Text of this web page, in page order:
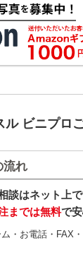
ル ビニプロ
流れ
談はネット上で
までは無料で
・お電話・FAX